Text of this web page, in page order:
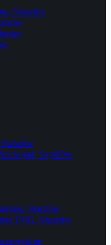
Staszów
Szydłów
Staszów
USG, Staszów